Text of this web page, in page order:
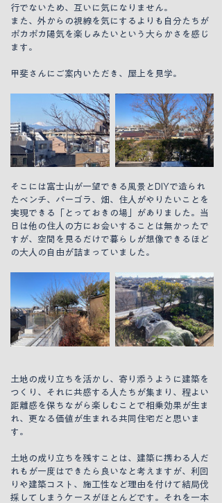
行でないため、互いに気になりません。
また、外からの視線を気にするよりも自分たちが
ポカポカ陽気を楽しみたいという大らかさを感じ
ます。
甲斐さんにご案内いただき、屋上を見学。
そこには富士山が一望できる風景とDIYで造られ
たベンチ、パーゴラ、畑、住人がやりたいことを
実現できる「とっておきの場」がありました。当
日は他の住人の方にお会いすることは無かったで
すが、空間を見るだけで暮らしが想像できるほど
の大人の自由が詰まっていました。
土地の成り立ちを活かし、寄り添うように建築を
つくり、それに共感する人たちが集まり、程よい
距離感を保ちながら楽しむことで相乗効果が生ま
れ、更なる価値が生まれる共同住宅だと思いま
す。
土地の成り立ちを残すことは、建築に携わる人だ
れもが一度はできたら良いなと考えますが、利回
りや建築コスト、施工性など理由を付けて結局伐
採してしまうケースがほとんどです。それを一本